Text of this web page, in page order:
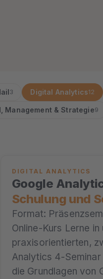
3 Digital Analytics12
Management & Strategie9
DIGITAL ANALYTICS
Google
Schulung und
Format:
Online-Kurs Lerne in
praxisorientierten,
Analytics 4-
die Grundlagen von